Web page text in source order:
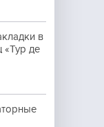
в
«Тур де